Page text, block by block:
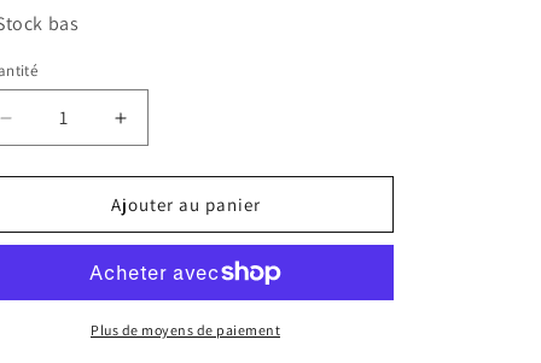
bas
Réduire
la
quantité
Cahier
Pokémon
Augmenter
la
quantité
de
Cahier
cartes
Pokémon
A5
Ajouter au panier
Plus de moyens de paiement